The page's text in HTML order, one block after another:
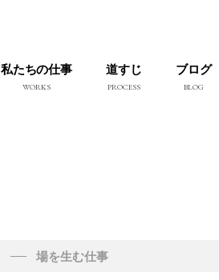
私たちの仕事
WORKS
道すじ
PROCESS
ブログ
BLOG
場を生む仕事